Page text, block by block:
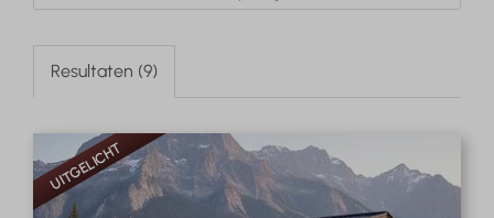
Resultaten (9)
UITGELICHT